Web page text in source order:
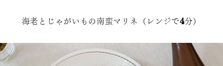
海老とじゃがいもの南蛮マリネ（レンジで4分）